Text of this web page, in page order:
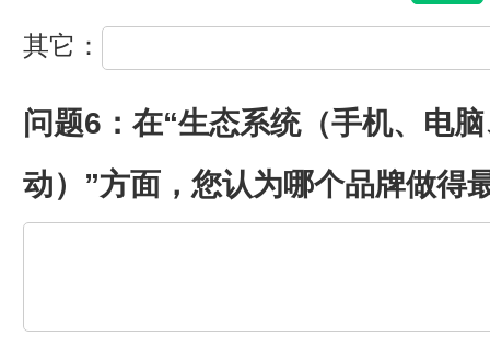
其它：
问题6：在“生态系统（手机、电
动）”方面，您认为哪个品牌做得